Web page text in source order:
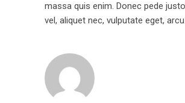
massa quis enim. Donec pede
vel, aliquet nec, vulputate eget, arcu.